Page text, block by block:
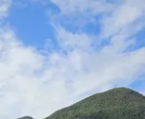
Continuer avec
Poursuivre avec le
électronique